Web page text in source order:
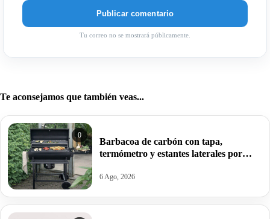
Tu correo no se mostrará públicamente.
Te aconsejamos que también veas...
0
Barbacoa de carbón con tapa,
termómetro y estantes laterales por
6 Ago, 2026